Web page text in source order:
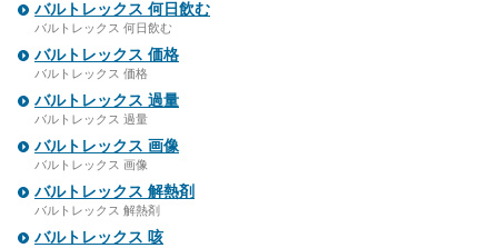
バルトレックス 何日飲む
バルトレックス 何日飲む
バルトレックス 価格
バルトレックス 価格
バルトレックス 過量
バルトレックス 過量
バルトレックス 画像
バルトレックス 画像
バルトレックス 解熱剤
バルトレックス 解熱剤
バルトレックス 咳